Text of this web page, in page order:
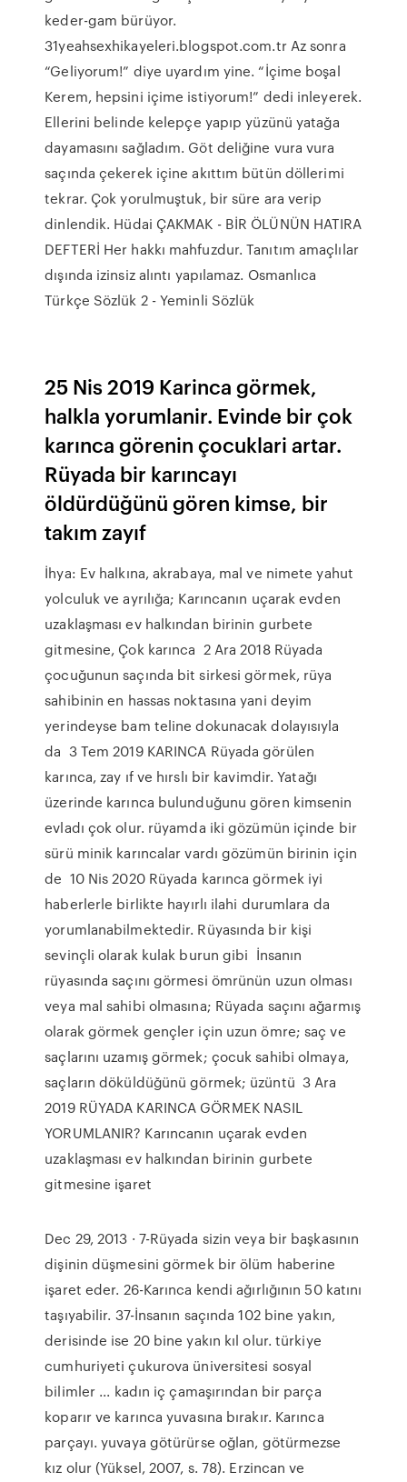
keder-gam bürüyor.
31yeahsexhikayeleri.blogspot.com.tr Az sonra
“Geliyorum!” diye uyardım yine. “İçime boşal
Kerem, hepsini içime istiyorum!” dedi inleyerek.
Ellerini belinde kelepçe yapıp yüzünü yatağa
dayamasını sağladım. Göt deliğine vura vura
saçında çekerek içine akıttım bütün döllerimi
tekrar. Çok yorulmuştuk, bir süre ara verip
dinlendik. Hüdai ÇAKMAK - BİR ÖLÜNÜN HATIRA
DEFTERİ Her hakkı mahfuzdur. Tanıtım amaçlılar
dışında izinsiz alıntı yapılamaz. Osmanlıca
Türkçe Sözlük 2 - Yeminli Sözlük
25 Nis 2019 Karinca görmek,
halkla yorumlanir. Evinde bir çok
karınca görenin çocuklari artar.
Rüyada bir karıncayı
öldürdüğünü gören kimse, bir
takım zayıf
İhya: Ev halkına, akrabaya, mal ve nimete yahut
yolculuk ve ayrılığa; Karıncanın uçarak evden
uzaklaşması ev halkından birinin gurbete
gitmesine, Çok karınca 2 Ara 2018 Rüyada
çocuğunun saçında bit sirkesi görmek, rüya
sahibinin en hassas noktasına yani deyim
yerindeyse bam teline dokunacak dolayısıyla
da 3 Tem 2019 KARINCA Rüyada görülen
karınca, zay ıf ve hırslı bir kavimdir. Yatağı
üzerinde karınca bulunduğunu gören kimsenin
evladı çok olur. rüyamda iki gözümün içinde bir
sürü minik karıncalar vardı gözümün birinin için
de 10 Nis 2020 Rüyada karınca görmek iyi
haberlerle birlikte hayırlı ilahi durumlara da
yorumlanabilmektedir. Rüyasında bir kişi
sevinçli olarak kulak burun gibi İnsanın
rüyasında saçını görmesi ömrünün uzun olması
veya mal sahibi olmasına; Rüyada saçını ağarmış
olarak görmek gençler için uzun ömre; saç ve
saçlarını uzamış görmek; çocuk sahibi olmaya,
saçların döküldüğünü görmek; üzüntü 3 Ara
2019 RÜYADA KARINCA GÖRMEK NASIL
YORUMLANIR? Karıncanın uçarak evden
uzaklaşması ev halkından birinin gurbete
gitmesine işaret
Dec 29, 2013 · 7-Rüyada sizin veya bir başkasının
dişinin düşmesini görmek bir ölüm haberine
işaret eder. 26-Karınca kendi ağırlığının 50 katını
taşıyabilir. 37-İnsanın saçında 102 bine yakın,
derisinde ise 20 bine yakın kıl olur. türkiye
cumhuriyeti çukurova üniversitesi sosyal
bilimler ... kadın iç çamaşırından bir parça
koparır ve karınca yuvasına bırakır. Karınca
parçayı. yuvaya götürürse oğlan, götürmezse
kız olur (Yüksel, 2007, s. 78). Erzincan ve